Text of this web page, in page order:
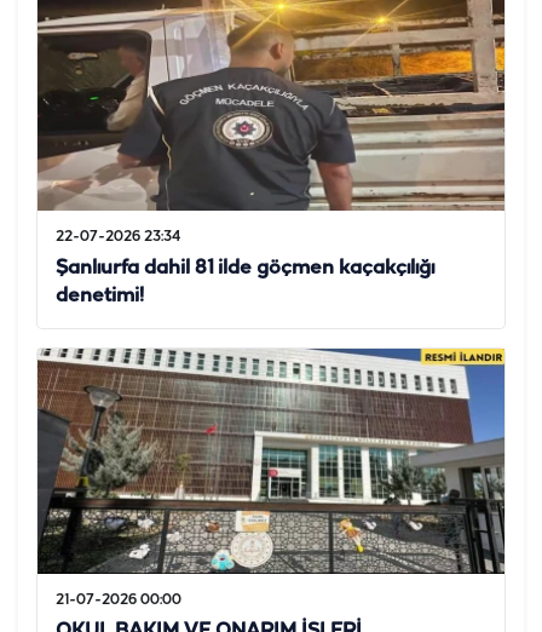
22-07-2026 23:34
Şanlıurfa dahil 81 ilde göçmen kaçakçılığı
denetimi!
21-07-2026 00:00